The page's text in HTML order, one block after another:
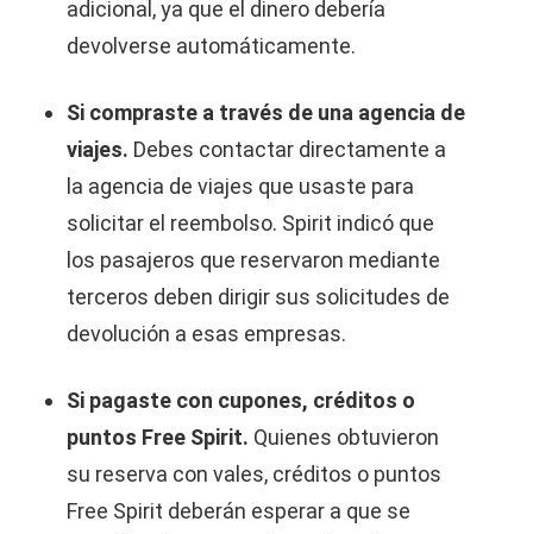
adicional, ya que el dinero debería
devolverse automáticamente.
Si compraste a través de una agencia de
viajes. Debes contactar directamente a
la agencia de viajes que usaste para
solicitar el reembolso. Spirit indicó que
los pasajeros que reservaron mediante
terceros deben dirigir sus solicitudes de
devolución a esas empresas.
Si pagaste con cupones, créditos o
puntos Free Spirit. Quienes obtuvieron
su reserva con vales, créditos o puntos
Free Spirit deberán esperar a que se